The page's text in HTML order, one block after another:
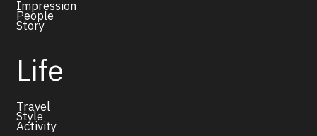
Impression
People
Story
Life
Travel
Style
Activity